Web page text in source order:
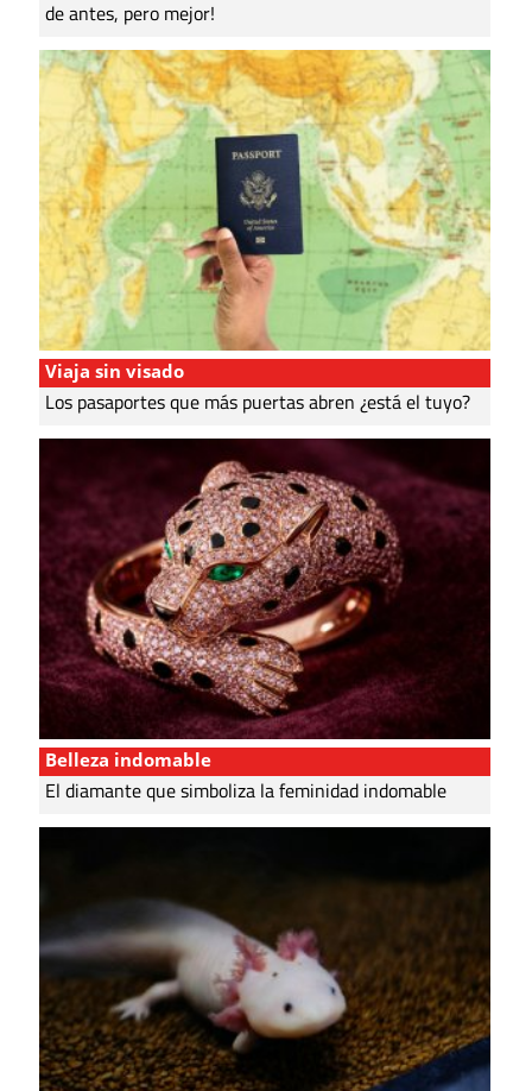
de antes, pero mejor!
Viaja sin visado
Los pasaportes que más puertas abren ¿está el tuyo?
Belleza indomable
El diamante que simboliza la feminidad indomable